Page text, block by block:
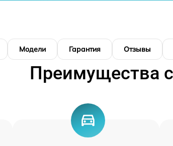
Модели Гарантия Отзывы
Преимущества